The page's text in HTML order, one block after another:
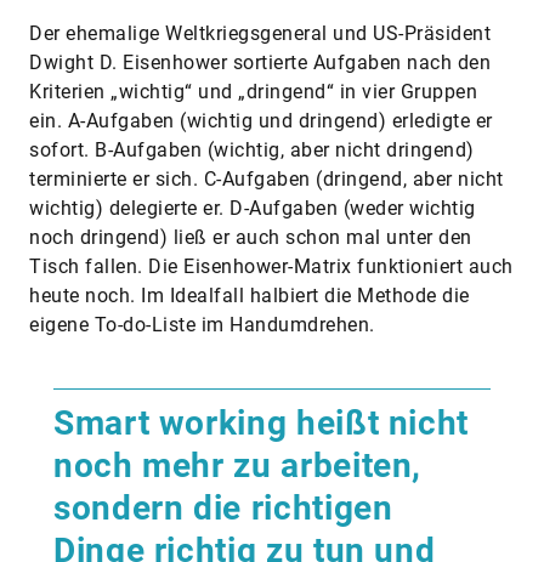
Der ehemalige Weltkriegsgeneral und US-Präsident
Dwight D. Eisenhower sortierte Aufgaben nach den
Kriterien „wichtig“ und „dringend“ in vier Gruppen
ein. A-Aufgaben (wichtig und dringend) erledigte er
sofort. B-Aufgaben (wichtig, aber nicht dringend)
terminierte er sich. C-Aufgaben (dringend, aber nicht
wichtig) delegierte er. D-Aufgaben (weder wichtig
noch dringend) ließ er auch schon mal unter den
Tisch fallen. Die Eisenhower-Matrix funktioniert auch
heute noch. Im Idealfall halbiert die Methode die
eigene To-do-Liste im Handumdrehen.
Smart working heißt nicht
noch mehr zu arbeiten,
sondern die richtigen
Dinge richtig zu tun und